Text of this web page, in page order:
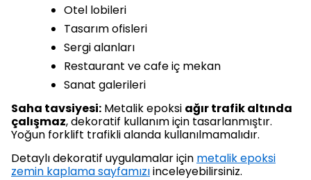
Otel lobileri
Tasarım ofisleri
Sergi alanları
Restaurant ve cafe iç mekan
Sanat galerileri
Saha tavsiyesi: Metalik epoksi ağır trafik altında
çalışmaz, dekoratif kullanım için tasarlanmıştır.
Yoğun forklift trafikli alanda kullanılmamalıdır.
Detaylı dekoratif uygulamalar için metalik epoksi
zemin kaplama sayfamızıinceleyebilirsiniz.